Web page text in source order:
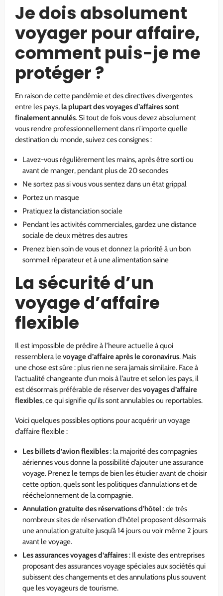
Je dois absolument
voyager pour affaire,
comment puis-je me
protéger ?
En raison de cette pandémie et des directives divergentes
entre les pays,la plupart des voyages d’affaires sont
finalement annulés. Si tout de fois vous devez absolument
vous rendre professionnellement dans n’importe quelle
destination du monde, suivez ces consignes :
Lavez-vous régulièrement les mains, après être sorti ou
avant de manger, pendant plus de 20 secondes
Ne sortez pas si vous vous sentez dans un état grippal
Portez un masque
Pratiquez la distanciation sociale
Pendant les activités commerciales, gardez une distance
sociale de deux mètres des autres
Prenez bien soin de vous et donnez la priorité à un bon
sommeil réparateur et à une alimentation saine
La sécurité d’un
voyage d’affaire
flexible
Il est impossible de prédire à l’heure actuelle à quoi
ressemblera levoyage d’affaire après le coronavirus. Mais
une chose est sûre : plus rien ne sera jamais similaire. Face à
l’actualité changeante d’un mois à l’autre et selon les pays, il
est désormais préférable de réserver desvoyages d’affaire
flexibles, ce qui signifie qu’ils sont annulables ou reportables.
Voici quelques possibles options pour acquérir un voyage
d’affaire flexible :
Les billets d’avion flexibles: la majorité des compagnies
aériennes vous donne la possibilité d’ajouter une assurance
voyage. Prenez le temps de bien les étudier avant de choisir
cette option, quels sont les politiques d’annulations et de
rééchelonnement de la compagnie.
Annulation gratuite des réservations d’hôtel: de très
nombreux sites de réservation d’hôtel proposent désormais
une annulation gratuite jusqu’à 14 jours ou voir même 2 jours
avant le voyage.
Les assurances voyages d’affaires: Il existe des entreprises
proposant des assurances voyage spéciales aux sociétés qui
subissent des changements et des annulations plus souvent
que les voyageurs de tourisme.